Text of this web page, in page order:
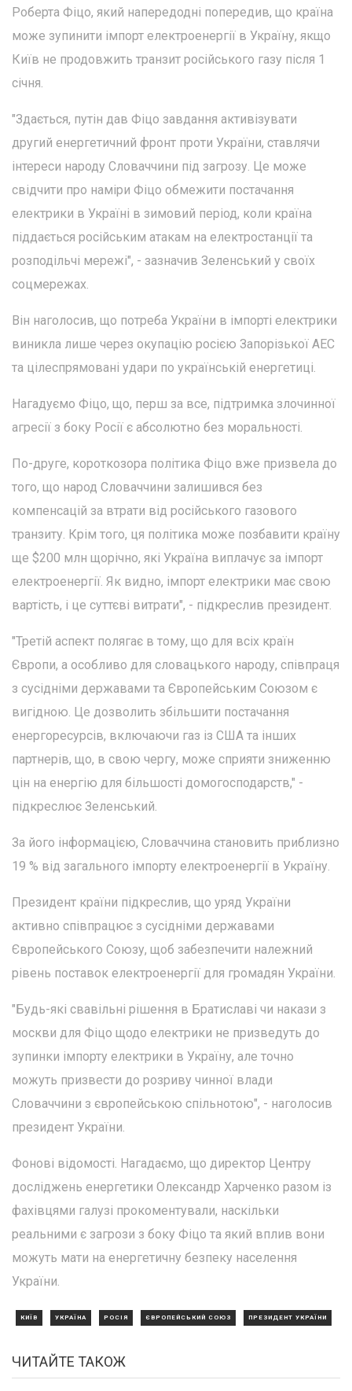
Роберта Фіцо, який напередодні попередив, що країна
може зупинити імпорт електроенергії в Україну, якщо
Київ не продовжить транзит російського газу після 1
січня.
"Здається, путін дав Фіцо завдання активізувати
другий енергетичний фронт проти України, ставлячи
інтереси народу Словаччини під загрозу. Це може
свідчити про наміри Фіцо обмежити постачання
електрики в Україні в зимовий період, коли країна
піддається російським атакам на електростанції та
розподільчі мережі", - зазначив Зеленський у своїх
соцмережах.
Він наголосив, що потреба України в імпорті електрики
виникла лише через окупацію росією Запорізької АЕС
та цілеспрямовані удари по українській енергетиці.
Нагадуємо Фіцо, що, перш за все, підтримка злочинної
агресії з боку Росії є абсолютно без моральності.
По-друге, короткозора політика Фіцо вже призвела до
того, що народ Словаччини залишився без
компенсацій за втрати від російського газового
транзиту. Крім того, ця політика може позбавити країну
ще $200 млн щорічно, які Україна виплачує за імпорт
електроенергії. Як видно, імпорт електрики має свою
вартість, і це суттєві витрати", - підкреслив президент.
"Третій аспект полягає в тому, що для всіх країн
Європи, а особливо для словацького народу, співпраця
з сусідніми державами та Європейським Союзом є
вигідною. Це дозволить збільшити постачання
енергоресурсів, включаючи газ із США та інших
партнерів, що, в свою чергу, може сприяти зниженню
цін на енергію для більшості домогосподарств," -
підкреслює Зеленський.
За його інформацією, Словаччина становить приблизно
19 % від загального імпорту електроенергії в Україну.
Президент країни підкреслив, що уряд України
активно співпрацює з сусідніми державами
Європейського Союзу, щоб забезпечити належний
рівень поставок електроенергії для громадян України.
"Будь-які свавільні рішення в Братиславі чи накази з
москви для Фіцо щодо електрики не призведуть до
зупинки імпорту електрики в Україну, але точно
можуть призвести до розриву чинної влади
Словаччини з європейською спільнотою", - наголосив
президент України.
Фонові відомості. Нагадаємо, що директор Центру
досліджень енергетики Олександр Харченко разом із
фахівцями галузі прокоментували, наскільки
реальними є загрози з боку Фіцо та який вплив вони
можуть мати на енергетичну безпеку населення
України.
КИЇВ УКРАЇНА РОСІЯ ЄВРОПЕЙСЬКИЙ СОЮЗ ПРЕЗИДЕНТ УКРАЇНИ
ЧИТАЙТЕ ТАКОЖ